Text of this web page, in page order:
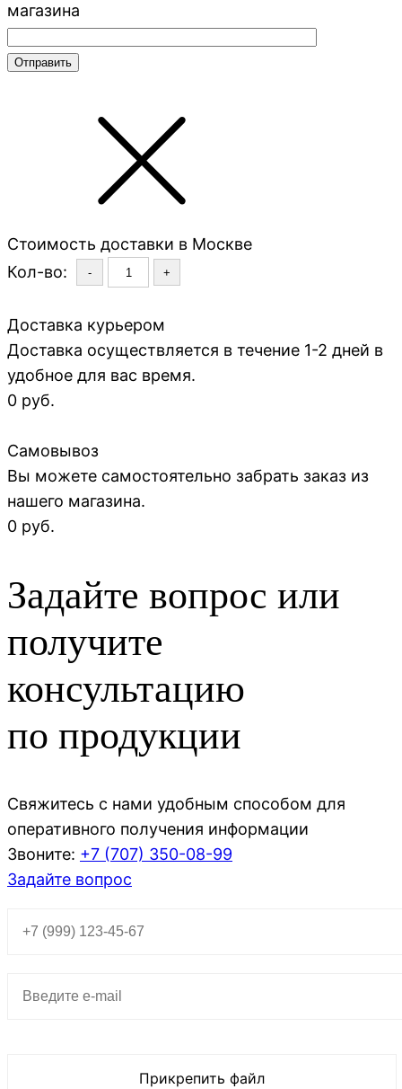
магазина
Стоимость доставки в Москве
Кол-во:
- +
Доставка курьером
Доставка осуществляется в течение 1-2 дней в
удобное для вас время.
0 руб.
Самовывоз
Вы можете самостоятельно забрать заказ из
нашего магазина.
0 руб.
Задайте вопрос или
получите
консультацию
по продукции
Свяжитесь с нами удобным способом для
оперативного получения информации
Звоните: +7 (707) 350-08-99
Задайте вопрос
Прикрепить файл